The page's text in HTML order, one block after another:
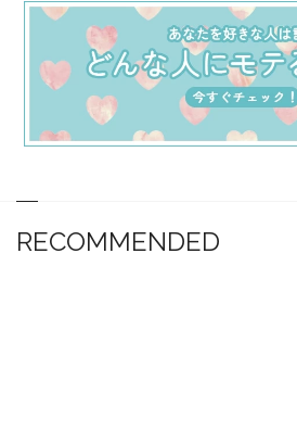
RECOMMENDED